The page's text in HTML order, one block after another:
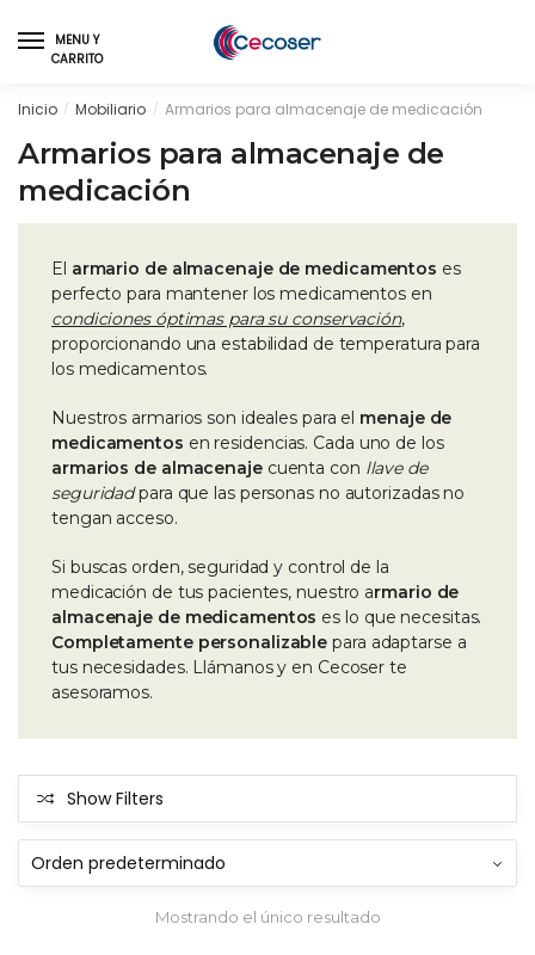
to
navigation
to
content
MENU Y
CARRITO
Inicio / Mobiliario / Armarios para almacenaje de medicación
Armarios para almacenaje de
medicación
El armario de almacenaje de medicamentos es
perfecto para mantener los medicamentos en
condiciones óptimas para su conservación,
proporcionando una estabilidad de temperatura para
los medicamentos.
Nuestros armarios son ideales para el menaje de
medicamentos en residencias. Cada uno de los
armarios de almacenajecuenta con llave de
seguridadpara que las personas no autorizadas no
tengan acceso.
Si buscas orden, seguridad y control de la
medicación de tus pacientes, nuestro armario de
almacenaje de medicamentos es lo que necesitas.
Completamente personalizable para adaptarse a
tus necesidades. Llámanos y en Cecoser te
asesoramos.
Show Filters
Mostrando el único resultado